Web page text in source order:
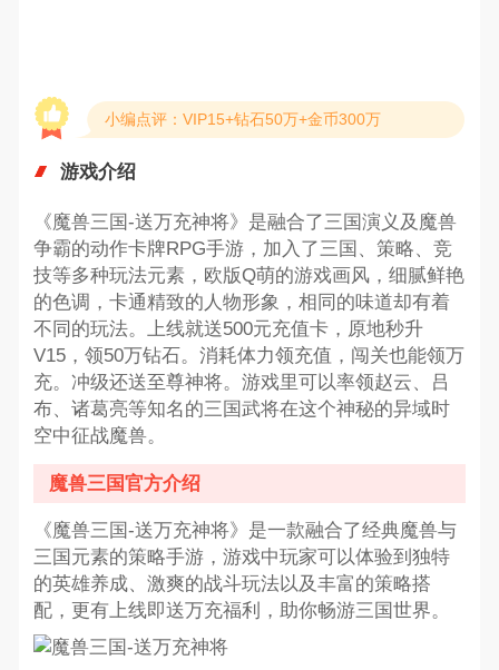
小编点评：VIP15+钻石50万+金币300万
游戏介绍
《魔兽三国-送万充神将》是融合了三国演义及魔兽
争霸的动作卡牌RPG手游，加入了三国、策略、竞
技等多种玩法元素，欧版Q萌的游戏画风，细腻鲜艳
的色调，卡通精致的人物形象，相同的味道却有着
不同的玩法。上线就送500元充值卡，原地秒升
V15，领50万钻石。消耗体力领充值，闯关也能领万
充。冲级还送至尊神将。游戏里可以率领赵云、吕
布、诸葛亮等知名的三国武将在这个神秘的异域时
空中征战魔兽。
魔兽三国官方介绍
《魔兽三国-送万充神将》是一款融合了经典魔兽与
三国元素的策略手游，游戏中玩家可以体验到独特
的英雄养成、激爽的战斗玩法以及丰富的策略搭
配，更有上线即送万充福利，助你畅游三国世界。